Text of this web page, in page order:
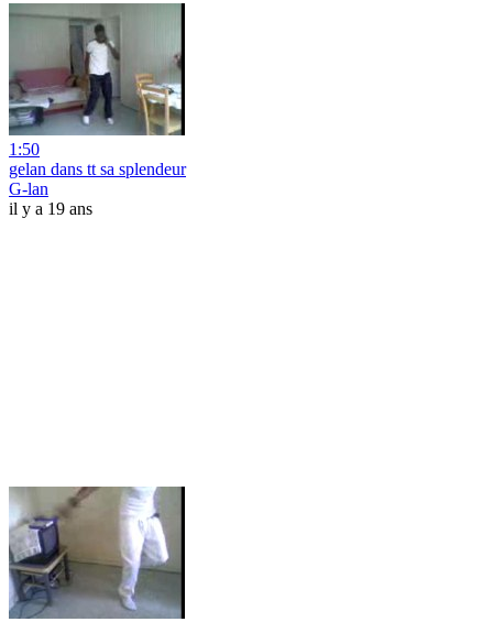
1:50
gelan dans tt sa splendeur
G-lan
il y a 19 ans